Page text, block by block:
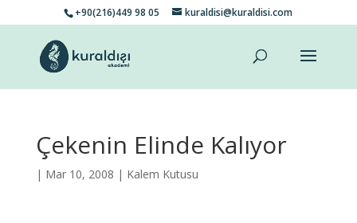
+90(216)449 98 05 kuraldisi@kuraldisi.com
Çekenin Elinde Kalıyor
| Mar 10, 2008 | Kalem Kutusu